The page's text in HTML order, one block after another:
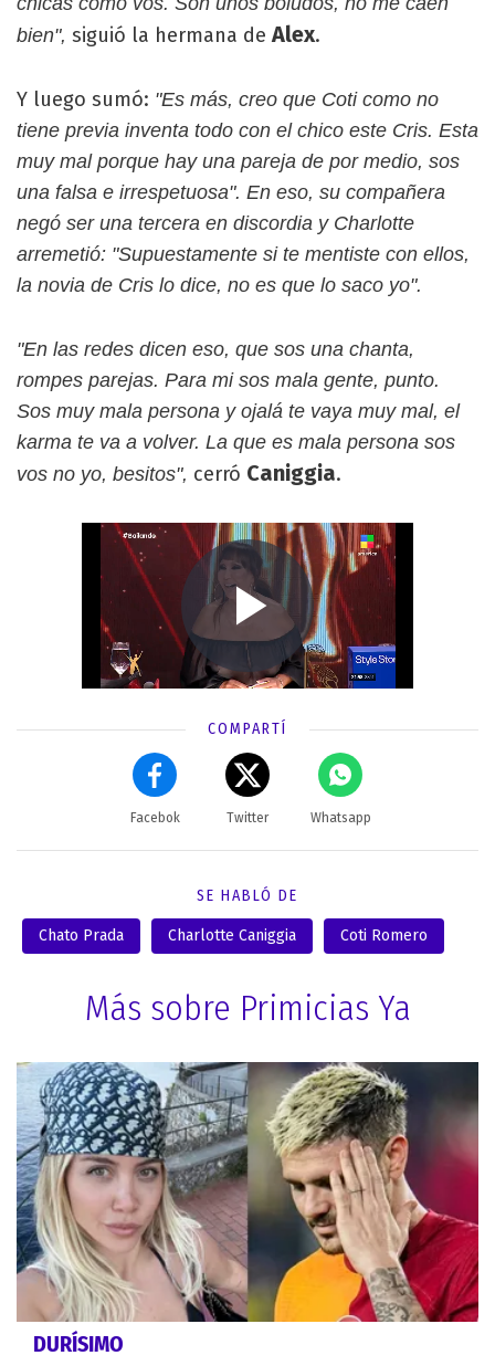
bien", siguió la hermana deAlex.
Y luego sumó: "Es más, creo que Coti como no
tiene previa inventa todo con el chico este Cris. Esta
muy mal porque hay una pareja de por medio, sos
una falsa e irrespetuosa". En eso, su compañera
negó ser una tercera en discordia y Charlotte
arremetió: "Supuestamente si te mentiste con ellos,
la novia de Cris lo dice, no es que lo saco yo".
"En las redes dicen eso, que sos una chanta,
rompes parejas. Para mi sos mala gente, punto.
Sos muy mala persona y ojalá te vaya muy mal, el
karma te va a volver. La que es mala persona sos
vos no yo, besitos", cerró Caniggia.
COMPARTÍ
Facebok Twitter Whatsapp
SE HABLÓ DE
Chato Prada Charlotte Caniggia Coti Romero
Más sobre Primicias Ya
DURÍSIMO